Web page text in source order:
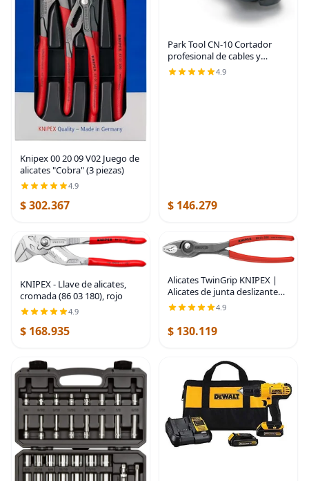
Knipex 00 20 09 V02 Juego de
alicates "Cobra" (3 piezas)
4.9
$ 302.367
Park Tool CN-10 Cortador
profesional de cables y
carcasa | herramientas
manuales para bicicleta
4.9
$ 146.279
KNIPEX - Llave de alicates,
cromada (86 03 180), rojo
4.9
$ 168.935
Alicates TwinGrip KNIPEX |
Alicates de junta deslizante
con ajuste de botón
4.9
$ 130.119